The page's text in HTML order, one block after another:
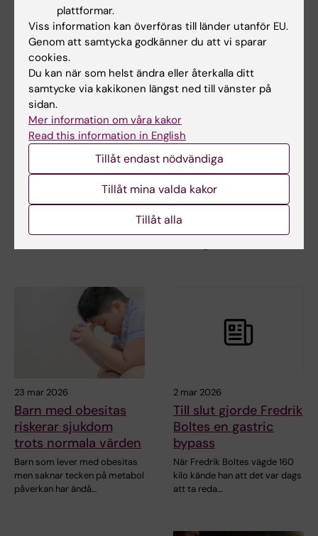
24 jun 2026
Hög risk för hjärt-
kärlsjukdom vid
obesitas
Obesitas är vanligt men ofta
3 jun 2026
Stort anslag för
forskning om hur
viktpendling påverkar
hjärt- och kärlhälsan
Mikael Rydén, professor vid
23 mar 2026
Barn med obesitas
riskerar sjukdom
trots normala värden
Barn som lever med obesitas
men saknar tecken på metabol
påverkan har ändå…
2 mar 2026
Till slut gjorde Fredrik
Boltes en gastric
bypass
När Fredrik Boltes vägde 160
kilo kände han att det var dags
att ta reda…
plattformar.
Viss information kan överföras till länder utanför EU.
Genom att samtycka godkänner du att vi sparar
cookies.
Du kan när som helst ändra eller återkalla ditt
samtycke via kakikonen längst ned till vänster på
sidan.
Mer information om våra kakor
Read this information in English
Tillåt endast nödvändiga
Tillåt mina valda kakor
Tillåt alla